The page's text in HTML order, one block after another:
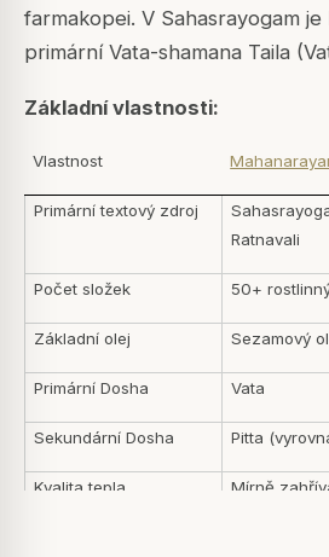
farmakopei. V Sahasrayogam je
primární Vata-shamana Taila
Základní vlastnosti:
Vlastnost
Primární textový zdroj
Ratnavali
Počet složek 50+
Základní olej Sezamový
Primární Dosha Vata
Sekundární Dosha Pitta
Kvalita tepla Mírně